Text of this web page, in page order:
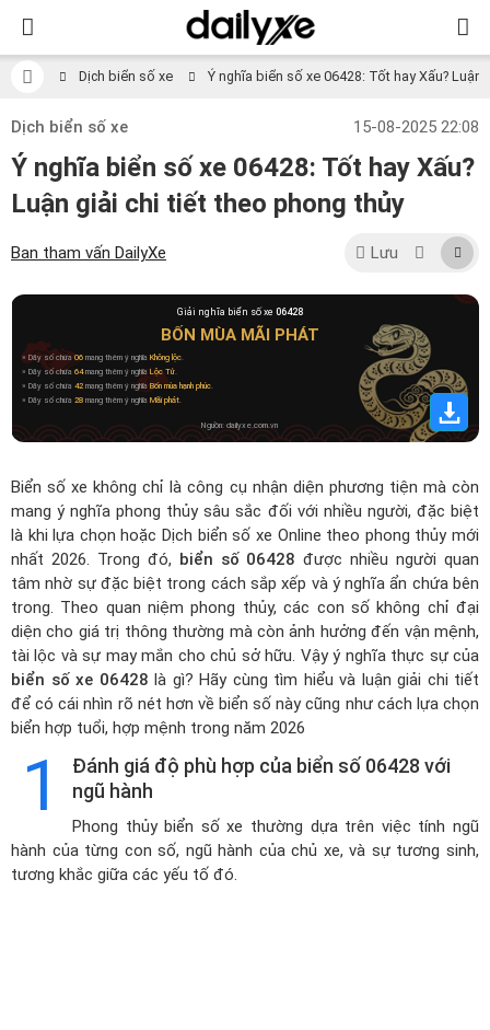
Dịch biển số xe Ý nghĩa biển số xe 06428: Tốt hay Xấu?
Dịch biển số xe 15-08-2025 22:08
Ý nghĩa biển số xe 06428: Tốt hay Xấu?
Luận giải chi tiết theo phong thủy
Ban tham vấn DailyXe Lưu
Giải nghĩa biển số xe 06428
BỐN MÙA MÃI PHÁT
» Dãy số chứa06 mang thêm ý nghĩa Không lộc.
» Dãy số chứa 64mang thêm ý nghĩaLộc Tử.
» Dãy số chứa 42 mang thêm ý nghĩaBốn mùa hạnh phúc.
» Dãy số chứa 28 mang thêm ý nghĩa Mãi phát.
Nguồn: dailyxe.com.vn
Biển số xe không chỉ là công cụ nhận diện phương tiện mà còn
mang ý nghĩa phong thủy sâu sắc đối với nhiều người, đặc biệt
là khi lựa chọn hoặcDịch biển số xe Online theo phong thủy mới
nhất 2026. Trong đó, biển số 06428 được nhiều người quan
tâm nhờ sự đặc biệt trong cách sắp xếp và ý nghĩa ẩn chứa bên
trong. Theo quan niệm phong thủy, các con số không chỉ đại
diện cho giá trị thông thường mà còn ảnh hưởng đến vận mệnh,
tài lộc và sự may mắn cho chủ sở hữu. Vậy ý nghĩa thực sự của
biển số xe 06428 là gì? Hãy cùng tìm hiểu và luận giải chi tiết
để có cái nhìn rõ nét hơn về biển số này cũng như cách lựa chọn
biển hợp tuổi, hợp mệnh trong năm 2026
1
Đánh giá độ phù hợp của biển số 06428 với
ngũ hành
Phong thủy biển số xe thường dựa trên việc tính ngũ
hành của từng con số, ngũ hành của chủ xe, và sự tương sinh,
tương khắc giữa các yếu tố đó.